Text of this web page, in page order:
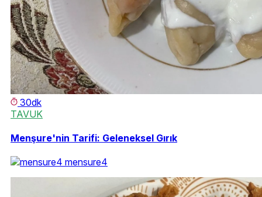
30dk
TAVUK
Menşure'nin Tarifi: Geleneksel Gırık
mensure4